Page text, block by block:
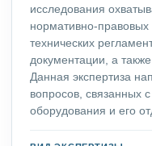
исследования
нормативно-правовых
технических
документации, а
Данная экспертиза
вопросов, связанных
оборудования и его